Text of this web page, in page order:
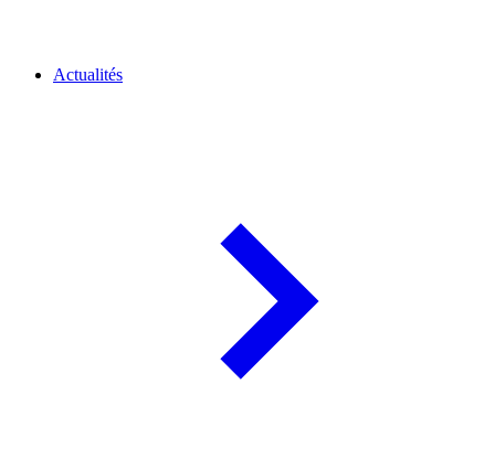
Actualités